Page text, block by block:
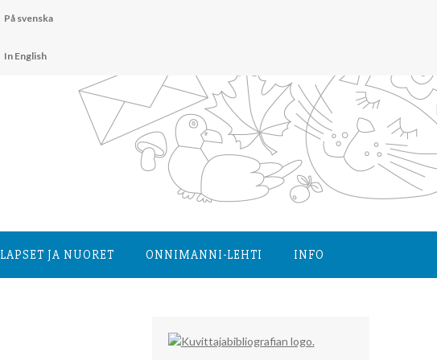
På svenska
In English
LAPSET JA NUORET ONNIMANNI-LEHTI INFO